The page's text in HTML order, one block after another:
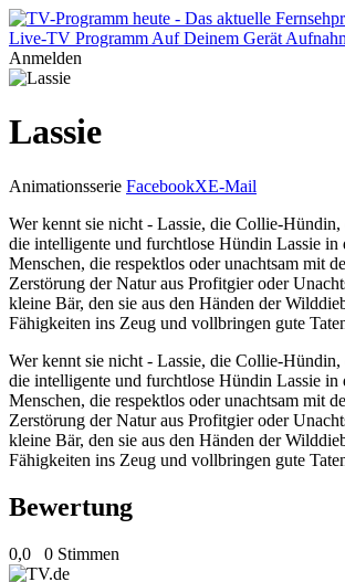
Live-TV Programm Auf Deinem Gerät
Anmelden
Lassie
Animationsserie FacebookXE-Mail
Wer kennt sie nicht - Lassie, die Collie-
die intelligente und furchtlose Hündin Lassie
Menschen, die respektlos oder unachtsam mit
Zerstörung der Natur aus Profitgier oder
kleine Bär, den sie aus den Händen der
Fähigkeiten ins Zeug und vollbringen gute
Wer kennt sie nicht - Lassie, die Collie-
die intelligente und furchtlose Hündin Lassie
Menschen, die respektlos oder unachtsam mit
Zerstörung der Natur aus Profitgier oder
kleine Bär, den sie aus den Händen der
Fähigkeiten ins Zeug und vollbringen gute
Bewertung
0,0 0 Stimmen